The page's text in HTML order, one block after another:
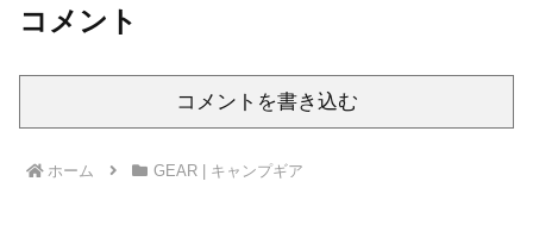
コメント
コメントを書き込む
ホーム GEAR | キャンプギア